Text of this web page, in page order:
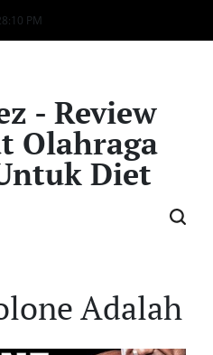
:10 PM
- Review
Olahraga
Diet
Adalah